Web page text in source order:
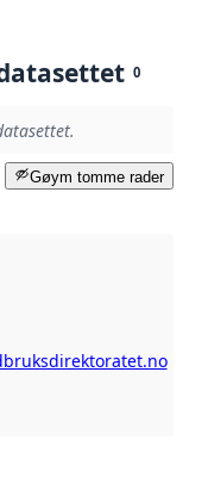
0
Gøym tomme rader